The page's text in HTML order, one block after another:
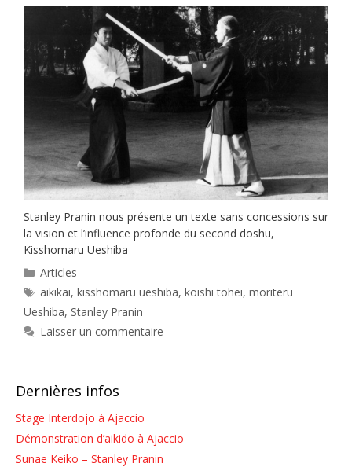
Stanley Pranin nous présente un texte sans concessions sur
la vision et l’influence profonde du second doshu,
Kisshomaru Ueshiba
Catégories
Articles
Étiquettes
aikikai,kisshomaru ueshiba,koishi tohei,moriteru
Ueshiba, Stanley Pranin
Laisser un commentaire
Dernières infos
Stage Interdojo à Ajaccio
Démonstration d’aikido à Ajaccio
Sunae Keiko – Stanley Pranin